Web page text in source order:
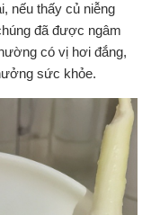
nếu thấy củ niễng
đã được ngâm
có vị hơi đắng,
sức khỏe.